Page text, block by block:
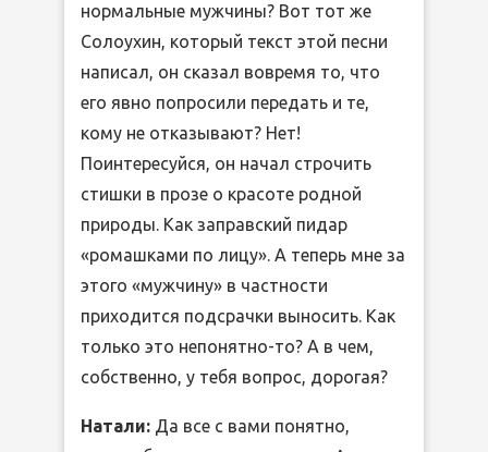
нормальные мужчины? Вот тот же
Солоухин, который текст этой песни
написал, он сказал вовремя то, что
его явно попросили передать и те,
кому не отказывают? Нет!
Поинтересуйся, он начал строчить
стишки в прозе о красоте родной
природы. Как заправский пидар
«ромашками по лицу». А теперь мне за
этого «мужчину» в частности
приходится подсрачки выносить. Как
только это непонятно-то? А в чем,
собственно, у тебя вопрос, дорогая?
Натали: Да все с вами понятно,